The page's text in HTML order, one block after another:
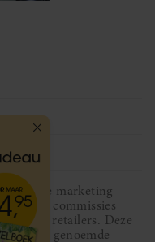
affiliate marketing
commissies
van retailers. Deze
door de genoemde